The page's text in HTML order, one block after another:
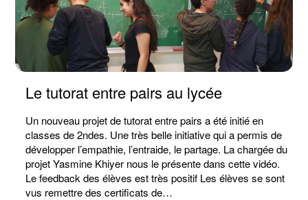
Le tutorat entre pairs au lycée
Un nouveau projet de tutorat entre pairs a été initié en
classes de 2ndes. Une très belle initiative qui a permis de
développer l’empathie, l’entraide, le partage. La chargée du
projet Yasmine Khiyer nous le présente dans cette vidéo.
Le feedback des élèves est très positif Les élèves se sont
vus remettre des certificats de…